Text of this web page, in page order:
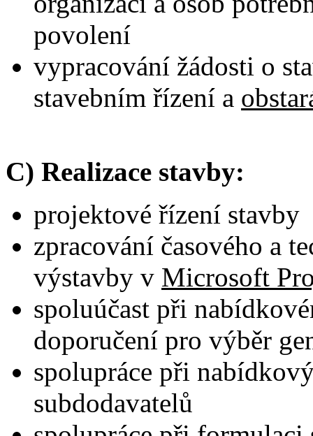
povolení
vypracování žádosti o
stavebním řízení a
C) Realizace stavby:
projektové řízení stavby
zpracování časového a
výstavby v Microsoft
spoluúčast při
doporučení pro výběr
spolupráce při
subdodavatelů